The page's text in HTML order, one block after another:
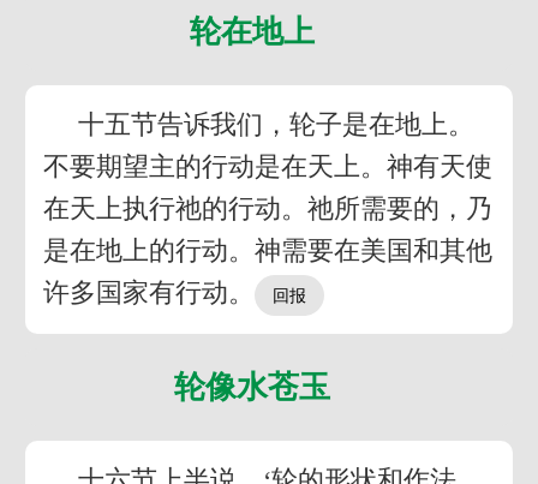
轮在地上
十五节告诉我们，轮子是在地上。
不要期望主的行动是在天上。神有天使
在天上执行祂的行动。祂所需要的，乃
是在地上的行动。神需要在美国和其他
许多国家有行动。
轮像水苍玉